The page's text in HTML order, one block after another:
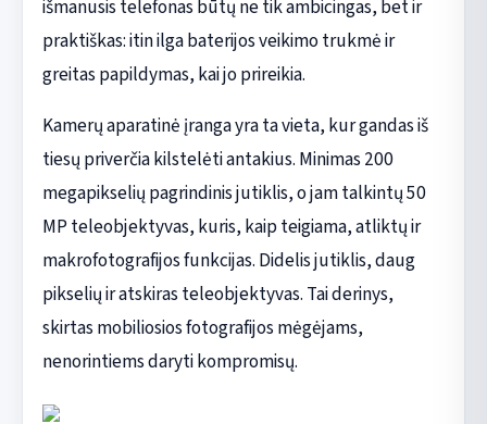
išmanusis telefonas būtų ne tik ambicingas, bet ir
praktiškas: itin ilga baterijos veikimo trukmė ir
greitas papildymas, kai jo prireikia.
Kamerų aparatinė įranga yra ta vieta, kur gandas iš
tiesų priverčia kilstelėti antakius. Minimas 200
megapikselių pagrindinis jutiklis, o jam talkintų 50
MP teleobjektyvas, kuris, kaip teigiama, atliktų ir
makrofotografijos funkcijas. Didelis jutiklis, daug
pikselių ir atskiras teleobjektyvas. Tai derinys,
skirtas mobiliosios fotografijos mėgėjams,
nenorintiems daryti kompromisų.